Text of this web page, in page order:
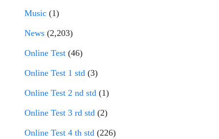
Music (1)
News (2,203)
Online Test (46)
Online Test 1 std (3)
Online Test 2 nd std (1)
Online Test 3 rd std (2)
Online Test 4 th std (226)